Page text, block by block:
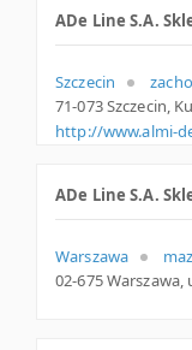
ADe Line S.A.
Szczecin
http://www.almi-
ADe Line S.A.
Warszawa